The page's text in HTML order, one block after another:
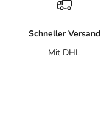
Schneller Versand
Mit DHL